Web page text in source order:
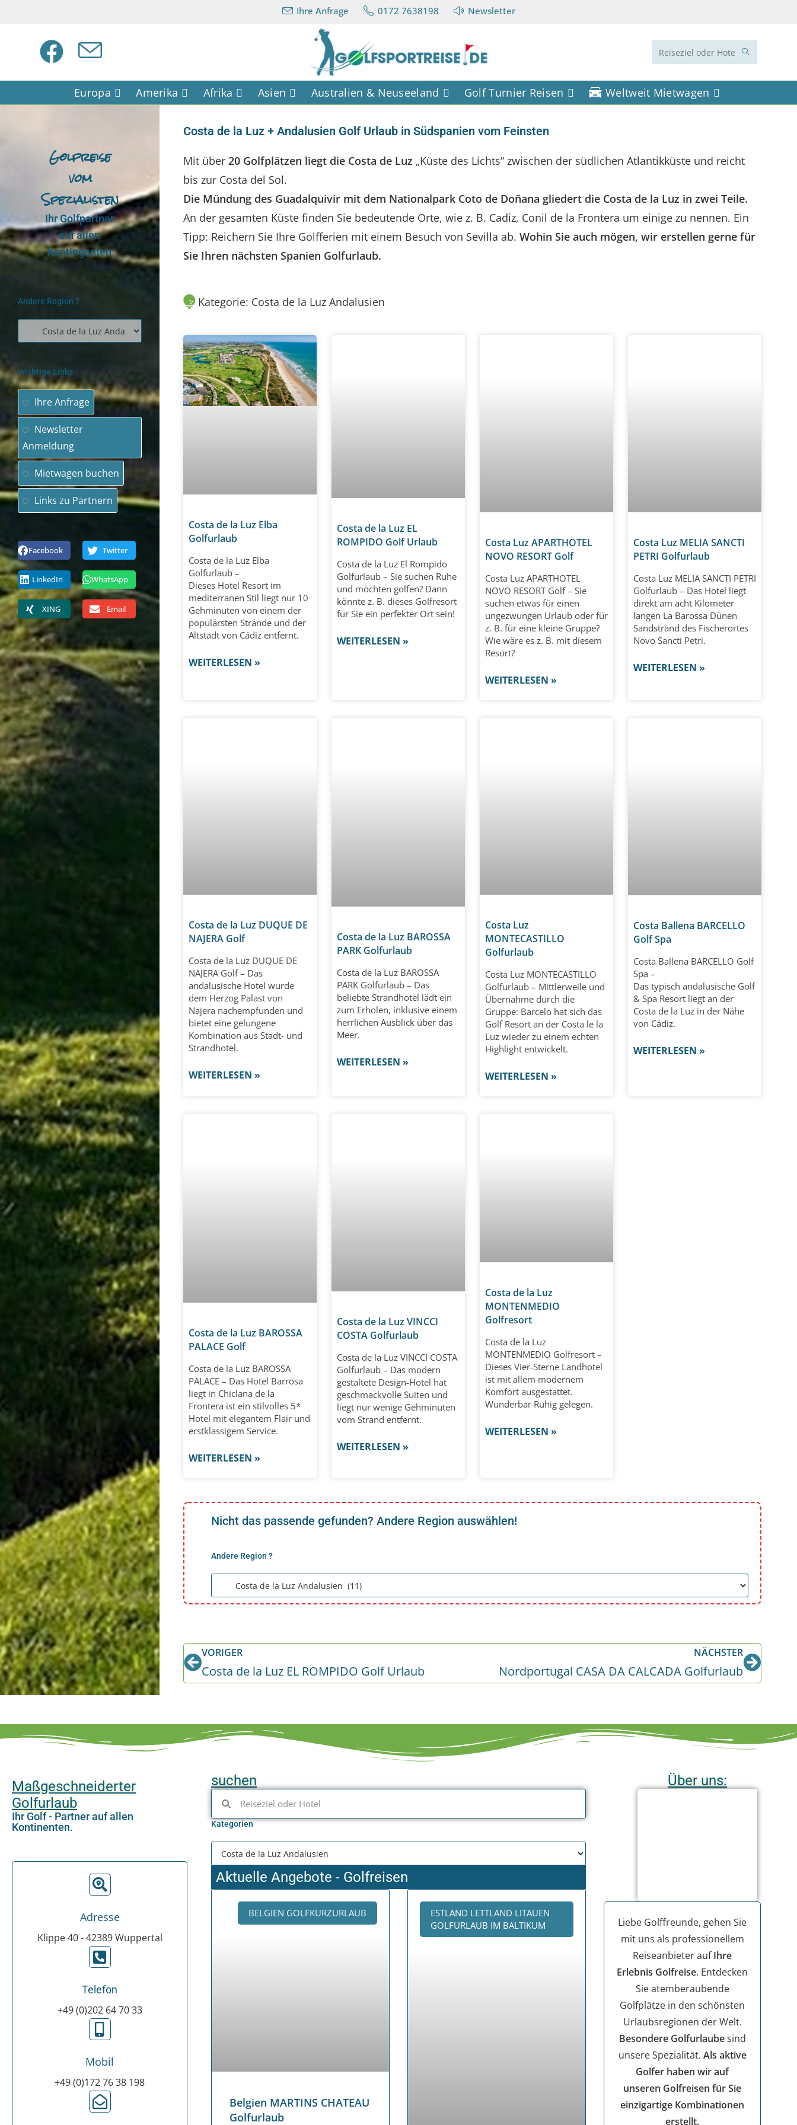
Ihre Anfrage 0172 7638198 Newsletter
Diese
durchsuchen
Europa Amerika Afrika Asien Australien & Neuseeland Golf Turnier Reisen Weltweit Mietwagen
Golfreise
vom
Spezialisten
Ihr Golfpartner
auf allen
Kontingenten
Andere Region ?
Wichtige Links
Ihre Anfrage
Newsletter
Anmeldung
Mietwagen buchen
Links zu Partnern
Facebook Twitter
LinkedIn WhatsApp
XING Email
Costa de la Luz + Andalusien Golf Urlaub in Südspanien vom Feinsten
Mit über 20 Golfplätzen liegt die Costa de Luz „Küste des Lichts“ zwischen der südlichen Atlantikküste und reicht
bis zur Costa del Sol.
Die Mündung des Guadalquivir mit dem Nationalpark Coto de Doñana gliedert die Costa de la Luz in zwei Teile.
An der gesamten Küste finden Sie bedeutende Orte, wie z. B. Cadiz, Conil de la Frontera um einige zu nennen. Ein
Tipp: Reichern Sie Ihre Golfferien mit einem Besuch von Sevilla ab. Wohin Sie auch mögen, wir erstellen gerne für
Sie Ihren nächsten Spanien Golfurlaub.
Kategorie: Costa de la Luz Andalusien
Costa de la Luz Elba
Golfurlaub
Costa de la Luz Elba
Golfurlaub –
Dieses Hotel Resort im
mediterranen Stil liegt nur 10
Gehminuten von einem der
populärsten Strände und der
Altstadt von Cádiz entfernt.
WEITERLESEN »
Costa de la Luz EL
ROMPIDO Golf Urlaub
Costa de la Luz El Rompido
Golfurlaub – Sie suchen Ruhe
und möchten golfen? Dann
könnte z. B. dieses Golfresort
für Sie ein perfekter Ort sein!
WEITERLESEN »
Costa Luz APARTHOTEL
NOVO RESORT Golf
Costa Luz APARTHOTEL
NOVO RESORT Golf – Sie
suchen etwas für einen
ungezwungen Urlaub oder für
z. B. für eine kleine Gruppe?
Wie wäre es z. B. mit diesem
Resort?
WEITERLESEN »
Costa Luz MELIA SANCTI
PETRI Golfurlaub
Costa Luz MELIA SANCTI PETRI
Golfurlaub – Das Hotel liegt
direkt am acht Kilometer
langen La Barossa Dünen
Sandstrand des Fischerortes
Novo Sancti Petri.
WEITERLESEN »
Costa de la Luz DUQUE DE
NAJERA Golf
Costa de la Luz DUQUE DE
NAJERA Golf – Das
andalusische Hotel wurde
dem Herzog Palast von
Najera nachempfunden und
bietet eine gelungene
Kombination aus Stadt- und
Strandhotel.
WEITERLESEN »
Costa de la Luz BAROSSA
PARK Golfurlaub
Costa de la Luz BAROSSA
PARK Golfurlaub – Das
beliebte Strandhotel lädt ein
zum Erholen, inklusive einem
herrlichen Ausblick über das
Meer.
WEITERLESEN »
Costa Luz
MONTECASTILLO
Golfurlaub
Costa Luz MONTECASTILLO
Golfurlaub – Mittlerweile und
Übernahme durch die
Gruppe: Barcelo hat sich das
Golf Resort an der Costa le la
Luz wieder zu einem echten
Highlight entwickelt.
WEITERLESEN »
Costa Ballena BARCELLO
Golf Spa
Costa Ballena BARCELLO Golf
Spa –
Das typisch andalusische Golf
& Spa Resort liegt an der
Costa de la Luz in der Nähe
von Cádiz.
WEITERLESEN »
Costa de la Luz BAROSSA
PALACE Golf
Costa de la Luz BAROSSA
PALACE – Das Hotel Barrosa
liegt in Chiclana de la
Frontera ist ein stilvolles 5*
Hotel mit elegantem Flair und
erstklassigem Service.
WEITERLESEN »
Costa de la Luz VINCCI
COSTA Golfurlaub
Costa de la Luz VINCCI COSTA
Golfurlaub – Das modern
gestaltete Design-Hotel hat
geschmackvolle Suiten und
liegt nur wenige Gehminuten
vom Strand entfernt.
WEITERLESEN »
Costa de la Luz
MONTENMEDIO
Golfresort
Costa de la Luz
MONTENMEDIO Golfresort –
Dieses Vier-Sterne Landhotel
ist mit allem modernem
Komfort ausgestattet.
Wunderbar Ruhig gelegen.
WEITERLESEN »
Nicht das passende gefunden? Andere Region auswählen!
Andere Region ?
VORIGER
Costa de la Luz EL ROMPIDO Golf Urlaub
NÄCHSTER
Nordportugal CASA DA CALCADA Golfurlaub
Maßgeschneiderter
Golfurlaub
Ihr Golf - Partner auf allen
Kontinenten.
Adresse
Klippe 40 - 42389 Wuppertal
Telefon
+49 (0)202 64 70 33
Mobil
+49 (0)172 76 38 198
suchen
Kategorien
Aktuelle Angebote - Golfreisen
BELGIEN GOLFKURZURLAUB
Belgien MARTINS CHATEAU
Golfurlaub
ESTLAND LETTLAND LITAUEN
GOLFURLAUB IM BALTIKUM
Über uns:
Liebe Golffreunde, gehen Sie
mit uns als professionellem
Reiseanbieter aufIhre
Erlebnis Golfreise. Entdecken
Sie atemberaubende
Golfplätze in den schönsten
Urlaubsregionen der Welt.
Besondere Golfurlaubesind
unsere Spezialität. Als aktive
Golfer haben wir auf
unseren Golfreisen für Sie
einzigartige Kombinationen
erstellt.